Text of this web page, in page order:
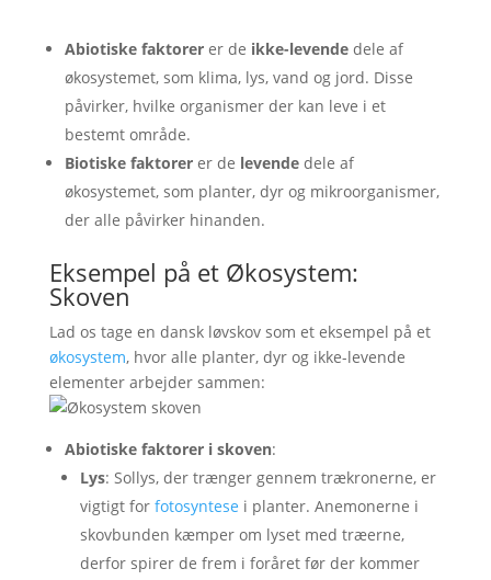
Abiotiske faktorerer de ikke-levendedele af
økosystemet, som klima, lys, vand og jord. Disse
påvirker, hvilke organismer der kan leve i et
bestemt område.
Biotiske faktorerer de levendedele af
økosystemet, som planter, dyr og mikroorganismer,
der alle påvirker hinanden.
Eksempel på et Økosystem:
Skoven
Lad os tage en dansk løvskov som et eksempel på et
økosystem, hvor alle planter, dyr og ikke-levende
elementer arbejder sammen:
Abiotiske faktorer i skoven:
Lys: Sollys, der trænger gennem trækronerne, er
vigtigt for fotosyntese i planter. Anemonerne i
skovbunden kæmper om lyset med træerne,
derfor spirer de frem i foråret før der kommer